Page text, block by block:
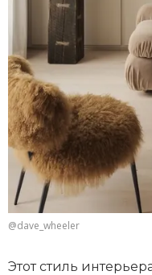
@dave_wheeler
Этот стиль